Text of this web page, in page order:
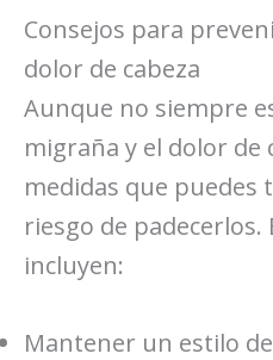
Consejos para
dolor de cabeza
Aunque no siempre
migraña y el dolor de
medidas que puedes
riesgo de padecerlos.
incluyen:
Mantener un estilo